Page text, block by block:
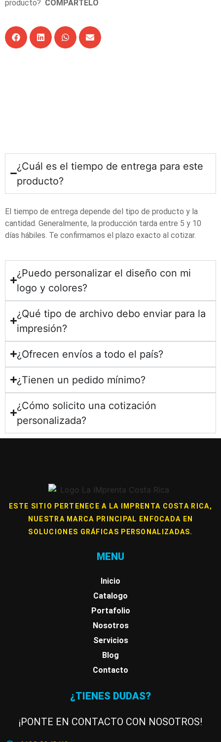
producto? COMPÁRTELO
¿Cuál es el tiempo de entrega para este
producto?
El tiempo de entrega depende del tipo de producto y la
cantidad. Generalmente, la producción tarda entre 5 y 10
días hábiles. Te confirmamos el plazo exacto al cotizar.
¿Puedo personalizar el diseño con mi
logo y colores?
¿Qué tipo de archivo debo enviar para la
impresión?
¿Ofrecen envíos a todo el país?
¿Tienen un pedido mínimo?
¿Cómo solicito una cotización
personalizada?
ESTE SITIO PERTENECE A LA IMPRENTA COSTA RICA,
NUESTRA MARCA PRINCIPAL ENFOCADA EN
SOLUCIONES GRÁFICAS PERSONALIZADAS.
MENU
Inicio
Catalogo
Portafolio
Nosotros
Servicios
Blog
Contacto
¿TIENES DUDAS?
¡PONTE EN CONTACTO CON NOSOTROS!